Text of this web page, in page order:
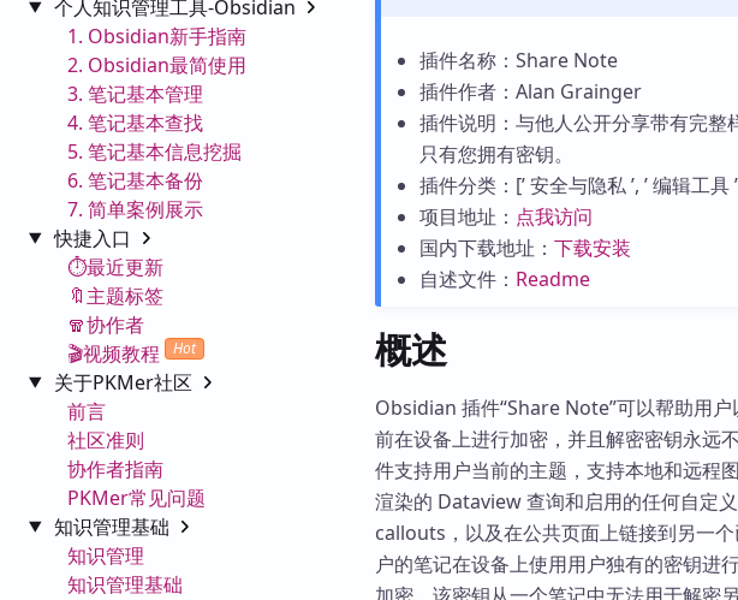
个人知识管理工具-Obsidian
1. Obsidian新手指南
2. Obsidian最简使用
3. 笔记基本管理
4. 笔记基本查找
5. 笔记基本信息挖掘
6. 笔记基本备份
7. 简单案例展示
快捷入口
⏱️最近更新
🔖主题标签
🧣协作者
🎬视频教程
Hot
关于PKMer社区
前言
社区准则
协作者指南
PKMer常见问题
知识管理基础
知识管理
知识管理基础
插件名称：Share Note
插件作者：Alan Grainger
插件说明：与他人公开分享带有完整
只有您拥有密钥。
插件分类：[’ 安全与隐私 ’, ’ 编辑工具
项目地址： 点我访问
国内下载地址： 下载安装
自述文件： Readme
概述
Obsidian 插件“Share Note”可以帮助用
前在设备上进行加密，并且解密密钥永远
件支持用户当前的主题，支持本地和远程
渲染的 Dataview 查询和启用的任何自定
callouts，以及在公共页面上链接到另一
户的笔记在设备上使用用户独有的密钥进